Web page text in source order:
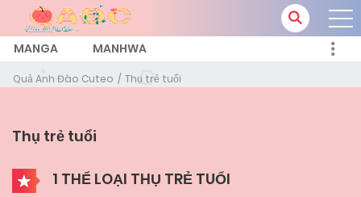
MANGA MANHWA
Quả Anh Đào Cuteo Thụ trẻ tuổi
Thụ trẻ tuổi
1 THỂ LOẠI THỤ TRẺ TUỔI